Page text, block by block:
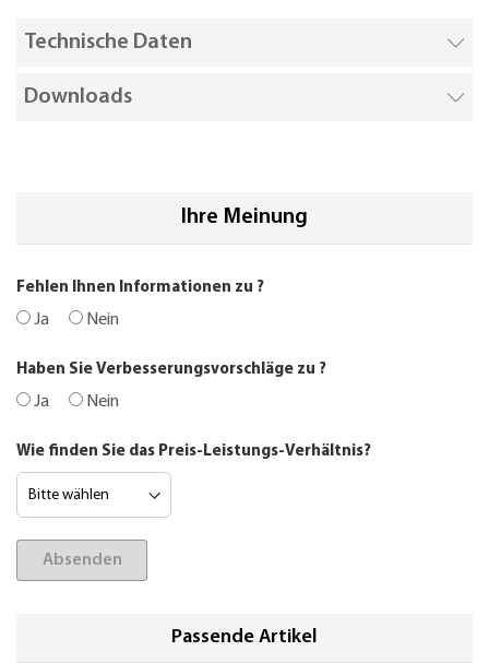
Technische Daten
Downloads
Ihre Meinung
Fehlen Ihnen Informationen zu ?
Ja Nein
Haben Sie Verbesserungsvorschläge zu ?
Ja Nein
Wie finden Sie das Preis-Leistungs-Verhältnis?
Absenden
Passende Artikel